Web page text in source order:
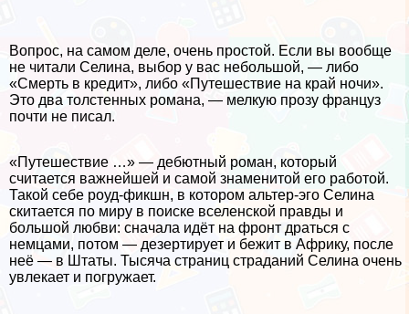
Вопрос, на самом деле, очень простой. Если вы вообще
не читали Селина, выбор у вас небольшой, — либо
«Cмepть в кредит», либо «Путешествие на край ночи».
Это два толстенных романа, — мелкую прозу француз
почти не писал.
«Путешествие …» — дебютный роман, который
считается важнейшей и самой знаменитой его работой.
Такой себе роуд-фикшн, в котором альтер-эго Селина
скитается по миру в поиске вселенской правды и
большой любви: сначала идёт на фронт драться с
немцами, потом — дезертирует и бежит в Африку, после
неё — в Штаты. Тысяча страниц страданий Селина очень
увлекает и погружает.